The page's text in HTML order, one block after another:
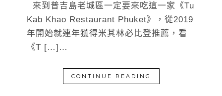
來到普吉島老城區一定要來吃這一家《Tu
Kab Khao Restaurant Phuket》，從2019
年開始就連年獲得米其林必比登推薦，看
《T […]…
CONTINUE READING